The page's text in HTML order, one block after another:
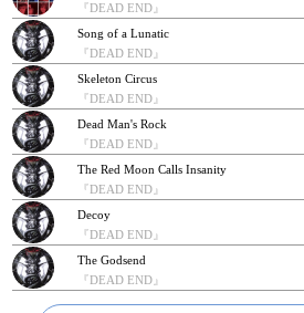
『DEAD END』
Song of a Lunatic
『DEAD END』
Skeleton Circus
『DEAD END』
Dead Man's Rock
『DEAD END』
The Red Moon Calls Insanity
『DEAD END』
Decoy
『DEAD END』
The Godsend
『DEAD END』